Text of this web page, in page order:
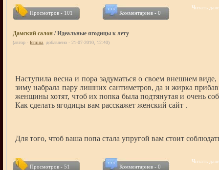
Просмотров - 101 Комментариев - 0
Читать
Дамский салон / Идеальные ягодицы к лету
(автор - femina , добавлено - 21-07-2010, 12:40)
Наступила весна и пора задуматься о своем внешнем
зиму набрала пару лишних сантиметров, да и жирка
женщины хотят, чтоб их попка была подтянутая и очень
Как сделать ягодицы вам расскажет женский сайт .
Для того, чтоб ваша попа стала упругой вам стоит
Просмотров - 51 Комментариев - 0
Читать